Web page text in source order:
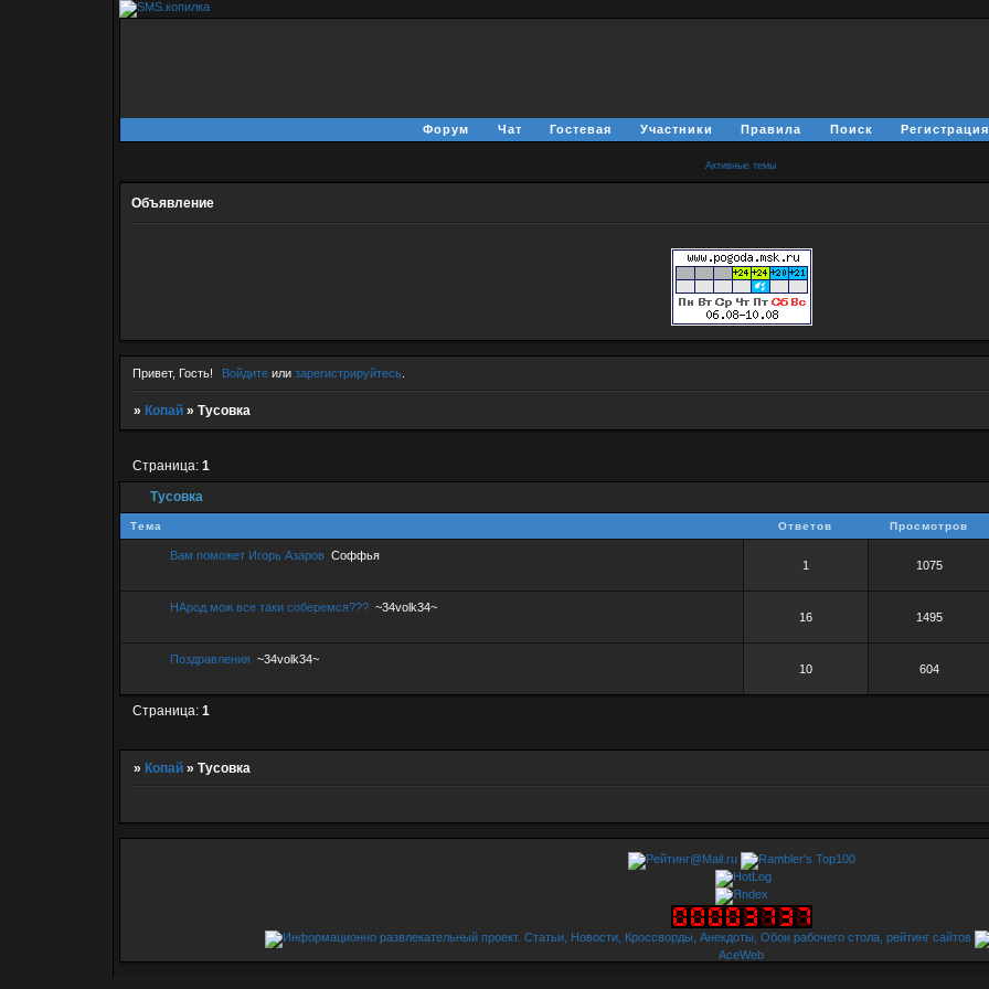
Форум Чат Гостевая Участники Правила Поиск Регистрация
Активные темы
Объявление
Привет, Гость! Войдите илизарегистрируйтесь
» Копай » Тусовка
Тусовка
Страница: 1
Тема Ответов Просмотров
Вам поможет Игорь Азаров Соффья
1 1075
НАрод мож все таки соберемся??? ~34volk34~
16 1495
Поздравления ~34volk34~
10 604
Страница: 1
» Копай » Тусовка
AceWeb